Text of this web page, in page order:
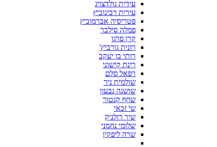
עידית גולדצויג
עירית רבינוביץ
פטריסיה אברמוביץ
פמלה סילבר
קרן פרגו
רונית גורביץ'
רותי בן יעקב
רינת קישוני
רפאל סלם
שולמית ניר
שושנה גבעון
שחף קנטור
שי זכאי
שיר רולניק
שלומי נחמני
שרה ליפקין